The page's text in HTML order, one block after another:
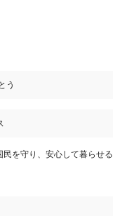
う
を守り、安心して暮らせる